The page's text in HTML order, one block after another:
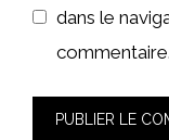
dans le
commentaire.